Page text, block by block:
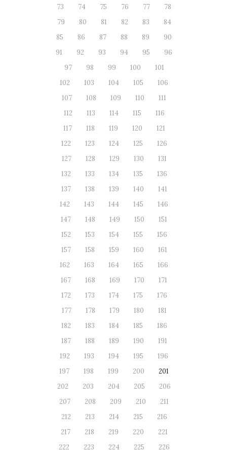
73
74 75 76 77
78
79
80 81 82 83
84
85
86 87 88 89
90
91
92 93 94 95
96
97
98 99 100
101
102
103 104 105
106
107
108 109 110
111
112
113 114 115
116
117
118 119 120
121
122
123 124 125
126
127
128 129 130
131
132
133 134 135
136
137
138 139 140
141
142
143 144 145
146
147
148 149 150
151
152
153 154 155
156
157
158 159 160
161
162
163 164 165
166
167
168 169 170
171
172
173 174 175
176
177
178 179 180
181
182
183 184 185
186
187
188 189 190
191
192
193 194 195
196
197
198 199 200
201
202
203 204 205
206
207
208 209 210
211
212
213 214 215
216
217
218 219 220
221
222
223 224 225
226